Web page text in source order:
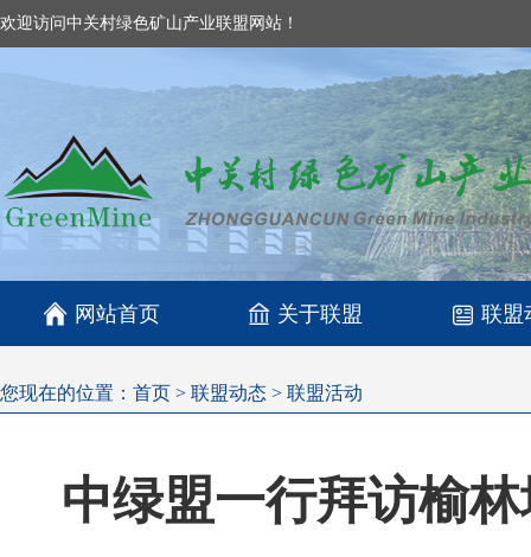
欢迎访问中关村绿色矿山产业联盟网站！
 网站首页 关于联盟 联盟
您现在的位置： 首页 > 联盟动态 > 联盟活动
中绿盟一行拜访榆